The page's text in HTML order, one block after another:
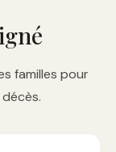
familles pour